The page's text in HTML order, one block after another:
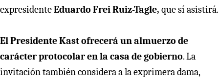
expresidenteEduardo Frei Ruiz-Tagle, que sí asistirá.
El Presidente Kast ofrecerá un almuerzo de
carácter protocolar en la casa de gobierno. La
invitación también considera a la exprimera dama,